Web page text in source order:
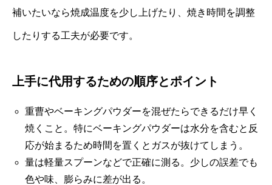
補いたいなら焼成温度を少し上げたり、焼き時間を調整
したりする工夫が必要です。
上手に代用するための順序とポイント
重曹やベーキングパウダーを混ぜたらできるだけ早く
焼くこと。特にベーキングパウダーは水分を含むと反
応が始まるため時間を置くとガスが抜けてしまう。
量は軽量スプーンなどで正確に測る。少しの誤差でも
色や味、膨らみに差が出る。